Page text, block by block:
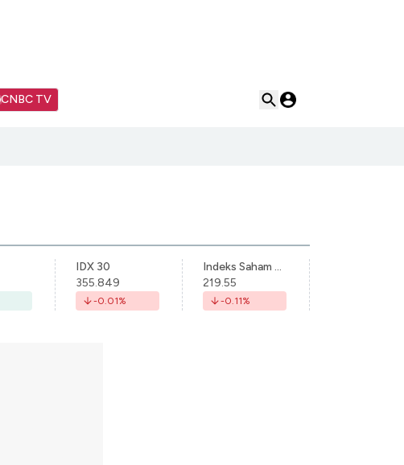
CNBC TV
IDX 30
355.849
-0.01%
Indeks Saham Syariah Indonesia
219.55
-0.11%